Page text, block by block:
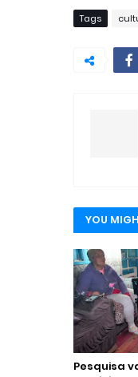
Tags
YOU
Pesquisa